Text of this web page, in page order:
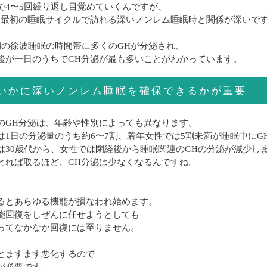
4〜5回繰り返し目覚めていくんですが、
初の睡眠サイクルで訪れる深いノンレム睡眠時と関係が深いで
徐波睡眠の時間帯に多くのGHが分泌され、
が一日のうちでGH分泌が最も多いことがわかっています。
かに深いノンレム睡眠を確保できるかが重要
GH分泌は、年齢や性別によっても異なります。
1日の分泌量のうち約6〜7割、若年女性では5割未満が睡眠中に
30歳代から、女性では閉経後から睡眠関連のGHの分泌が減少し
れば取るほど、GH分泌は少なくなるんですね。
とあらゆる機能が損なわれ始めます。
回復をしぜんに任せようとしても
てなかなか回復には至りません。
ますます悪化するので